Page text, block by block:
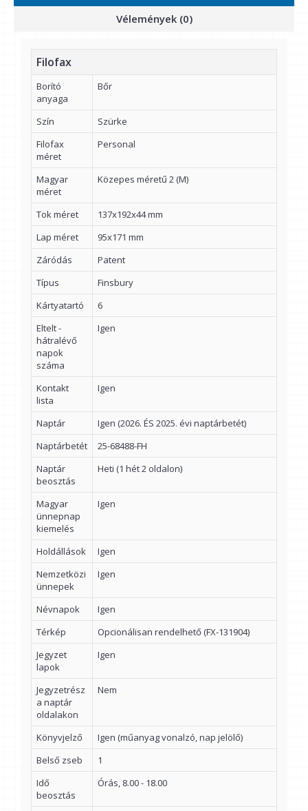
Vélemények (0)
Filofax
Borító
anyaga
Bőr
Szín
Szürke
Filofax
méret
Personal
Magyar
méret
Közepes méretű 2 (M)
Tok méret
137x192x44 mm
Lap méret
95x171 mm
Záródás
Patent
Típus
Finsbury
Kártyatartó
6
Eltelt -
hátralévő
napok
száma
Igen
Kontakt
lista
Igen
Naptár
Igen (2026. ÉS 2025. évi naptárbetét)
Naptárbetét
25-68488-FH
Naptár
beosztás
Heti (1 hét 2 oldalon)
Magyar
ünnepnap
kiemelés
Igen
Holdállások
Igen
Nemzetközi
ünnepek
Igen
Névnapok
Igen
Térkép
Opcionálisan rendelhető (FX-131904)
Jegyzet
lapok
Igen
Jegyzetrész
a naptár
oldalakon
Nem
Könyvjelző
Igen (műanyag vonalzó, nap jelölő)
Belső zseb
1
Idő
beosztás
Órás, 8.00 - 18.00